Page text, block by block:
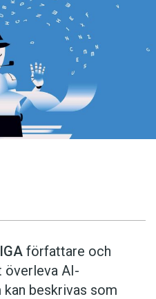
författare och
överleva AI-
beskrivas som